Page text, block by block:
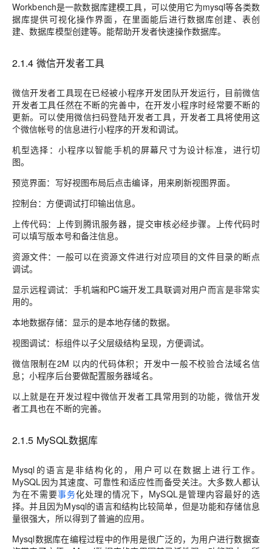
Workbench是一款数据库建模工具，可以使用它为mysql等各类数
据库提供可视化操作界面，在里面能后进行数据库创建、表创
建、数据库模型创建等。能帮助开发者快速操作数据库。
2.1.4 微信开发者工具
微信开发者工具现在已经被小程序开发团队开发运行，目前微信
开发者工具任然在不断的完善中，在开发小程序时经常要不断的
更新。可以使用微信扫码登陆开发者工具，开发者工具将使用这
个微信帐号的信息进行小程序的开发和调试。
机型选择：小程序以智能手机的屏幕尺寸为设计标准，进行切
图。
预览界面：写好视图布局后点击编译，用来刷新视图界面。
控制台：方便调试打印输出信息。
上传代码：上传到腾讯服务器，提交审核必经步骤。上传代码时
可以填写版本号和备注信息。
资源文件：一般可以在资源文件进行对应项目的文件目录的断点
调试。
显示远程调试：手机端和PC端开发工具联调对用户而言是非常实
用的。
本地数据存储：显示的是本地存储的数据。
视图调试：标组件以子父层级结构呈现，方便调试。
微信限制在2M 以内的代码体积；开发中一般不校验合法域名信
息；小程序后台要做配置服务器域名。
以上就是在开发过程中微信开发者工具常用到的功能，微信开发
者工具也在不断的完善。
2.1.5 MySQL数据库
Mysql的语言是非结构化的，用户可以在数据上进行工作。
MySQL因为其速度、可靠性和适应性而备受关注。大多数人都认
为在不需要事务化处理的情况下，MySQL是管理内容最好的选
择。并且因为Mysql的语言和结构比较简单，但是功能和存储信息
量很强大，所以得到了普遍的应用。
Mysql数据库在编程过程中的作用是很广泛的，为用户进行数据查